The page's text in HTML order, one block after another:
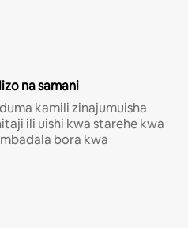
na samani
kamili zinajumuisha
ili uishi kwa starehe kwa
bora kwa